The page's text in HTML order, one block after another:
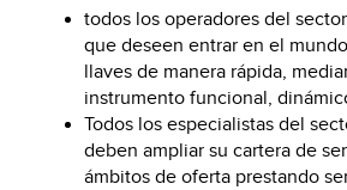
todos los operadores del
que deseen entrar en el
llaves de manera rápida,
instrumento funcional,
Todos los especialistas del
deben ampliar su cartera de
ámbitos de oferta prestando